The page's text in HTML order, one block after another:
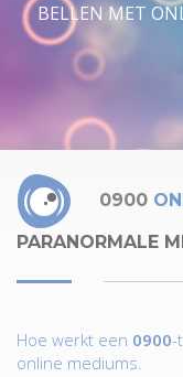
BELLEN MET
0900
PARANORMALE
Hoe werkt een 0900-
online mediums.